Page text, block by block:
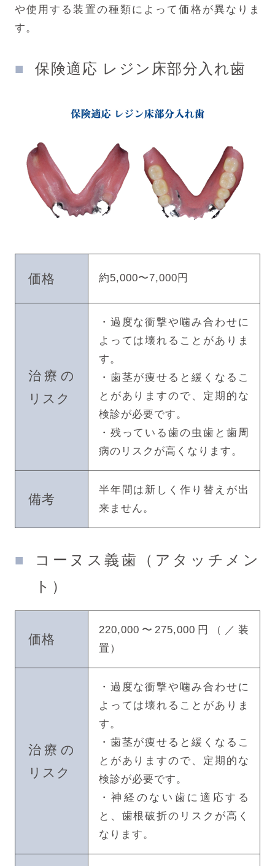
や使用する装置の種類によって価格が異なりま
す。
保険適応 レジン床部分入れ歯
価格 約5,000〜7,000円
治療の
リスク
・過度な衝撃や噛み合わせに
よっては壊れることがありま
す。
・歯茎が痩せると緩くなるこ
とがありますので、定期的な
検診が必要です。
・残っている歯の虫歯と歯周
病のリスクが高くなります。
備考
半年間は新しく作り替えが出
来ません。
コーヌス義歯（アタッチメン
ト）
価格
220,000〜275,000円（／装
置）
治療の
リスク
・過度な衝撃や噛み合わせに
よっては壊れることがありま
す。
・歯茎が痩せると緩くなるこ
とがありますので、定期的な
検診が必要です。
・神経のない歯に適応する
と、歯根破折のリスクが高く
なります。